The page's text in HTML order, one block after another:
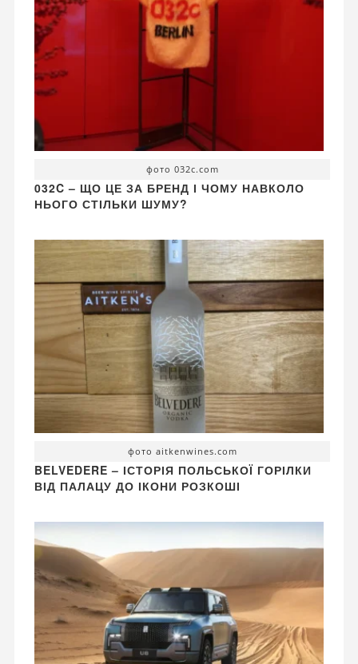
фото 032c.com
032C – ЩО ЦЕ ЗА БРЕНД І ЧОМУ НАВКОЛО
НЬОГО СТІЛЬКИ ШУМУ?
фото aitkenwines.com
BELVEDERE – ІСТОРІЯ ПОЛЬСЬКОЇ ГОРІЛКИ
ВІД ПАЛАЦУ ДО ІКОНИ РОЗКОШІ